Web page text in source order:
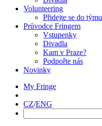
Volunteering
Přidejte se do týmu
Průvodce Fringem
Vstupenky
Divadla
Kam v Praze?
Podpořte nás
Novinky
My Fringe
CZ/ENG